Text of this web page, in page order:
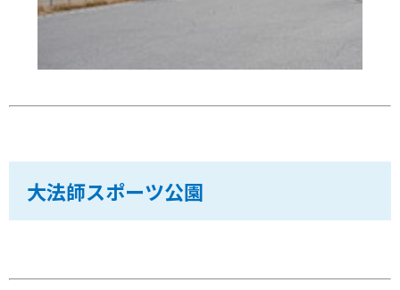
大法師スポーツ公園